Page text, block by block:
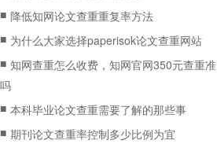
■ 降低知网论文查重重复率方法
■ 为什么大家选择paperisok论文查重网站
■ 知网查重怎么收费，知网官网350元查重准
吗
■ 本科毕业论文查重需要了解的那些事
■ 期刊论文查重率控制多少比例为宜